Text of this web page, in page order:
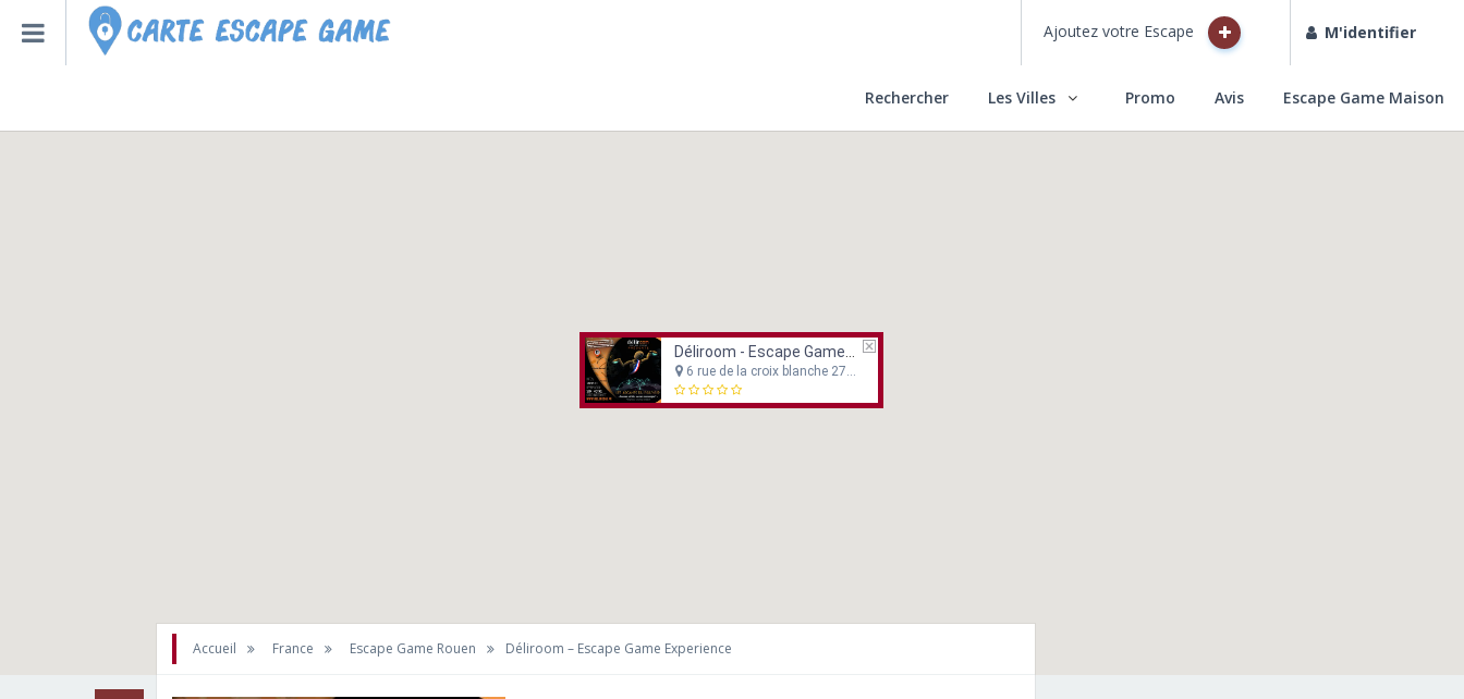
Ajoutez votre Escape M'identifier
Rechercher Les Villes Promo Avis Escape Game Maison
6 rue de la croix blanche 27950 Saint Marcel
Accueil France Escape Game Rouen Déliroom – Escape Game Experience